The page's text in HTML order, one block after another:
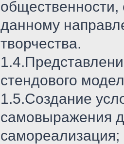
данному
творчества.
стендового
1.5.Создание
самовыражения
самореализация;